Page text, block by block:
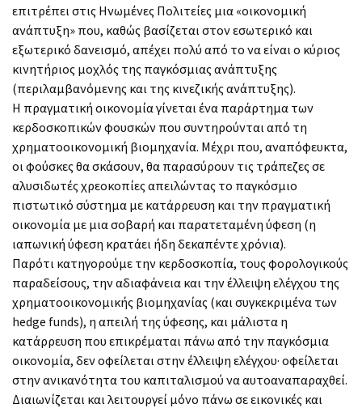
επιτρέπει στις Ηνωμένες Πολιτείες μια «οικονομική
ανάπτυξη» που, καθώς βασίζεται στον εσωτερικό και
εξωτερικό δανεισμό, απέχει πολύ από το να είναι ο κύριος
κινητήριος μοχλός της παγκόσμιας ανάπτυξης
(περιλαμβανόμενης και της κινεζικής ανάπτυξης).
Η πραγματική οικονομία γίνεται ένα παράρτημα των
κερδοσκοπικών φουσκών που συντηρούνται από τη
χρηματοοικονομική βιομηχανία. Μέχρι που, αναπόφευκτα,
οι φούσκες θα σκάσουν, θα παρασύρουν τις τράπεζες σε
αλυσιδωτές χρεοκοπίες απειλώντας το παγκόσμιο
πιστωτικό σύστημα με κατάρρευση και την πραγματική
οικονομία με μια σοβαρή και παρατεταμένη ύφεση (η
ιαπωνική ύφεση κρατάει ήδη δεκαπέντε χρόνια).
Παρότι κατηγορούμε την κερδοσκοπία, τους φορολογικούς
παραδείσους, την αδιαφάνεια και την έλλειψη ελέγχου της
χρηματοοικονομικής βιομηχανίας (και συγκεκριμένα των
hedge funds), η απειλή της ύφεσης, και μάλιστα η
κατάρρευση που επικρέμαται πάνω από την παγκόσμια
οικονομία, δεν οφείλεται στην έλλειψη ελέγχου· οφείλεται
στην ανικανότητα του καπιταλισμού να αυτοαναπαραχθεί.
Διαιωνίζεται και λειτουργεί μόνο πάνω σε εικονικές και